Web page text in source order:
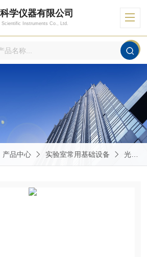
学仪器有限公司
Scientific Instruments Co., Ltd.
产品中心 实验室常用基础设备 光度计